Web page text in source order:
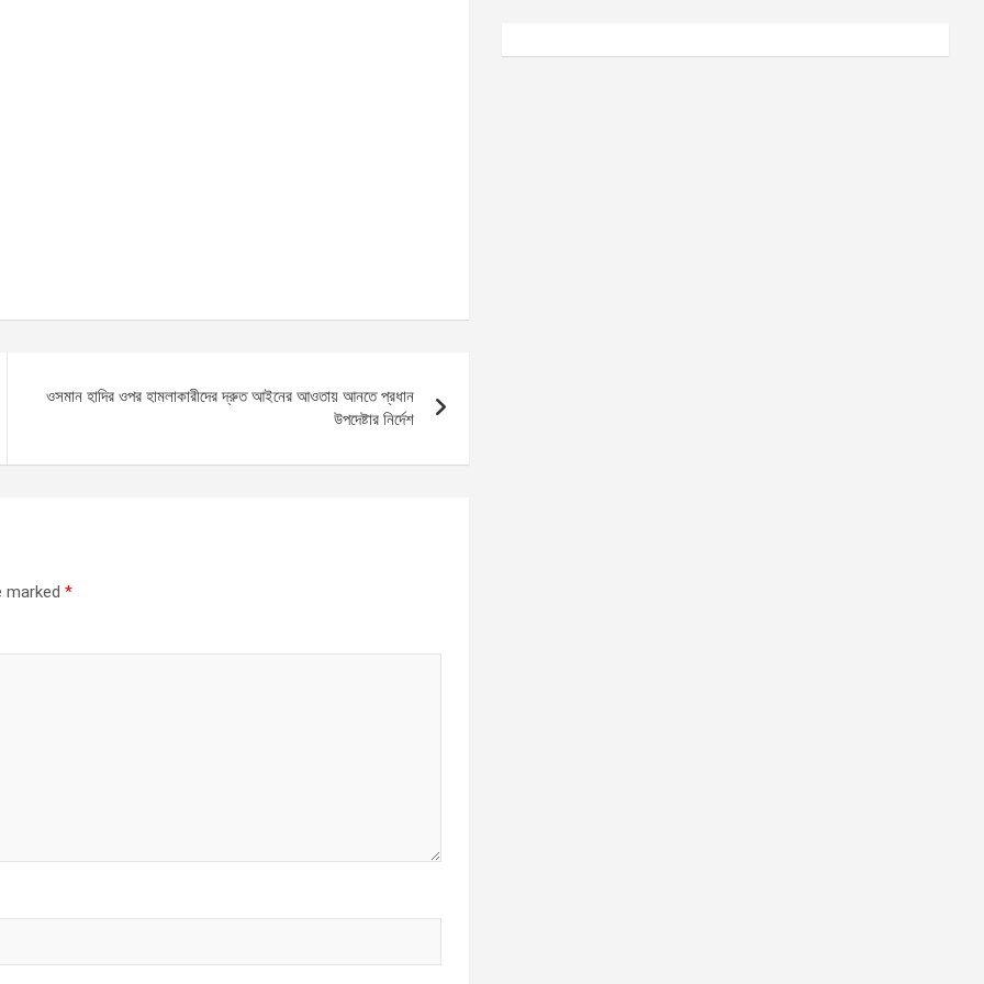
ওসমান হাদির ওপর হামলাকারীদের দ্রুত আইনের আওতায় আনতে প্রধান
উপদেষ্টার নির্দেশ
marked *